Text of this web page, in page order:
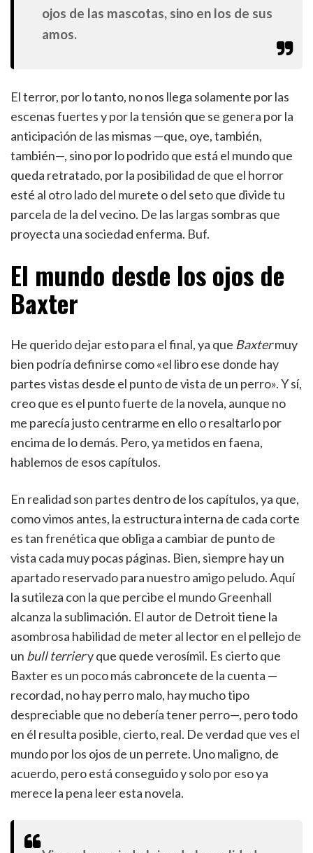
ojos de las mascotas, sino en los de sus
amos.
El terror, por lo tanto, no nos llega solamente por las
escenas fuertes y por la tensión que se genera por la
anticipación de las mismas —que, oye, también,
también—, sino por lo podrido que está el mundo que
queda retratado, por la posibilidad de que el horror
esté al otro lado del murete o del seto que divide tu
parcela de la del vecino. De las largas sombras que
proyecta una sociedad enferma. Buf.
El mundo desde los ojos de
Baxter
He querido dejar esto para el final, ya que Baxtermuy
bien podría definirse como «el libro ese donde hay
partes vistas desde el punto de vista de un perro». Y sí,
creo que es el punto fuerte de la novela, aunque no
me parecía justo centrarme en ello o resaltarlo por
encima de lo demás. Pero, ya metidos en faena,
hablemos de esos capítulos.
En realidad son partes dentro de los capítulos, ya que,
como vimos antes, la estructura interna de cada corte
es tan frenética que obliga a cambiar de punto de
vista cada muy pocas páginas. Bien, siempre hay un
apartado reservado para nuestro amigo peludo. Aquí
la sutileza con la que percibe el mundo Greenhall
alcanza la sublimación. El autor de Detroit tiene la
asombrosa habilidad de meter al lector en el pellejo de
un bull terriery que quede verosímil. Es cierto que
Baxter es un poco más cabroncete de la cuenta —
recordad, no hay perro malo, hay mucho tipo
despreciable que no debería tener perro—, pero todo
en él resulta posible, cierto, real. De verdad que ves el
mundo por los ojos de un perrete. Uno maligno, de
acuerdo, pero está conseguido y solo por eso ya
merece la pena leer esta novela.